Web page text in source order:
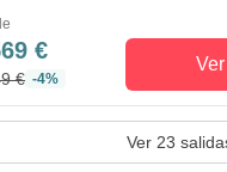
€
€ -4%
Ver 23